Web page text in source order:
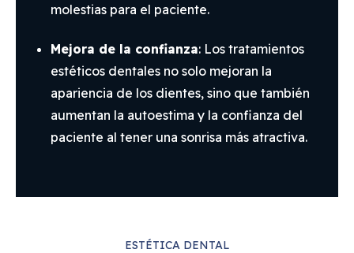
molestias para el paciente.
Mejora de la confianza: Los tratamientos
estéticos dentales no solo mejoran la
apariencia de los dientes, sino que también
aumentan la autoestima y la confianza del
paciente al tener una sonrisa más atractiva.
ESTÉTICA DENTAL